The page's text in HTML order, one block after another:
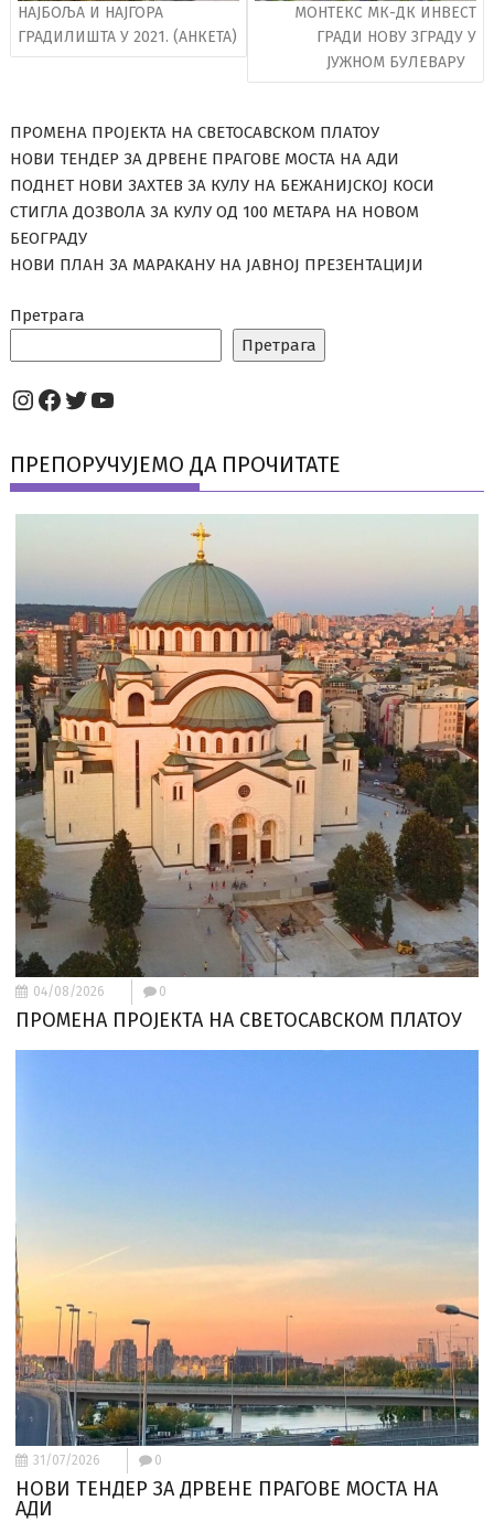
НАЈБОЉА И НАЈГОРА
ГРАДИЛИШТА У 2021. (АНКЕТА)
МОНТЕКС МК-ДК ИНВЕСТ
ГРАДИ НОВУ ЗГРАДУ У
ЈУЖНОМ БУЛЕВАРУ
ПРОМЕНА ПРОЈЕКТА НА СВЕТОСАВСКОМ ПЛАТОУ
НОВИ ТЕНДЕР ЗА ДРВЕНЕ ПРАГОВЕ МОСТА НА АДИ
ПОДНЕТ НОВИ ЗАХТЕВ ЗА КУЛУ НА БЕЖАНИЈСКОЈ КОСИ
СТИГЛА ДОЗВОЛА ЗА КУЛУ ОД 100 МЕТАРА НА НОВОМ
БЕОГРАДУ
НОВИ ПЛАН ЗА МАРАКАНУ НА ЈАВНОЈ ПРЕЗЕНТАЦИЈИ
Претрага
Претрага
Instagram
Facebook
Twitter
YouTube
ПРЕПОРУЧУЈЕМО ДА ПРОЧИТАТЕ
04/08/2026 0
ПРОМЕНА ПРОЈЕКТА НА СВЕТОСАВСКОМ ПЛАТОУ
31/07/2026 0
НОВИ ТЕНДЕР ЗА ДРВЕНЕ ПРАГОВЕ МОСТА НА
АДИ